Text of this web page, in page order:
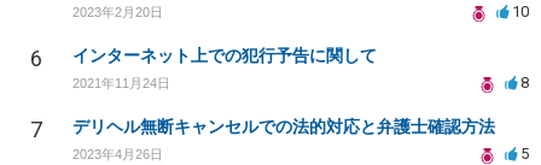
2023年2月20日 10
6 インターネット上での犯行予告に関して
2021年11月24日 8
7 デリヘル無断キャンセルでの法的対応と弁護士確認方法
2023年4月26日 5